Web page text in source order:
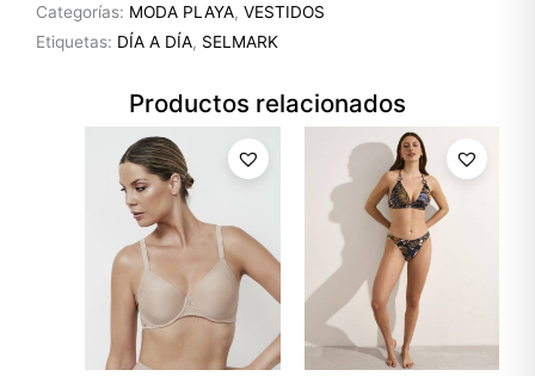
Categorías: MODA PLAYA, VESTIDOS
Etiquetas: DÍA A DÍA, SELMARK
Productos relacionados